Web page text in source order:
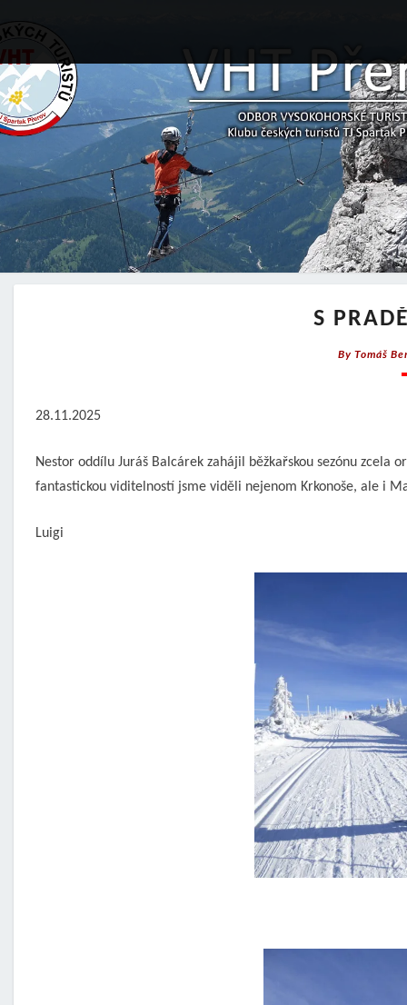
S
By Tomáš
28.11.2025
Nestor oddílu Juráš Balcárek zahájil běžkařskou sezónu zcela
fantastickou viditelností jsme viděli nejenom Krkonoše, ale i
Luigi